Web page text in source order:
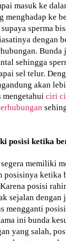
masuk ke
menghadap ke
sperma
dengan
Bunda
sehingga
sel telur.
akan
mengetahuiciri
posisi ketika
memiliki
posisinya ketika
posisi
sejalan dengan
mengganti
ini bunda
yang salah,